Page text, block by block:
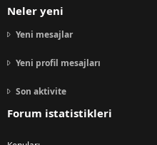
Neler yeni
Yeni mesajlar
Yeni profil mesajları
Son aktivite
Forum istatistikleri